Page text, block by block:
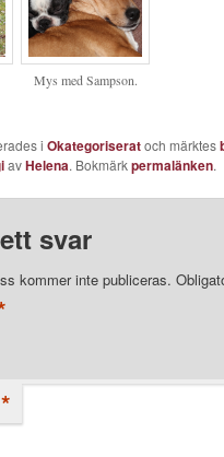
Mys med Sampson.
iOkategoriseratoch märktes
avHelena. Bokmärkpermalänken.
svar
kommer inte publiceras.
*